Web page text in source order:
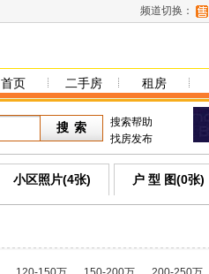
频道切换：
首页 二手房 租房
搜索帮助
找房发布
小区照片(4张) 户 型 图(0张)